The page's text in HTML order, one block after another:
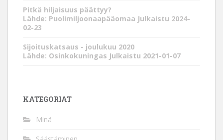
Pitkä hiljaisuus päättyy?
Lähde: Puolimiljoonaapääomaa Julkaistu 2024-
02-23
Sijoituskatsaus - joulukuu 2020
Lähde: Osinkokuningas Julkaistu 2021-01-07
KATEGORIAT
Minä